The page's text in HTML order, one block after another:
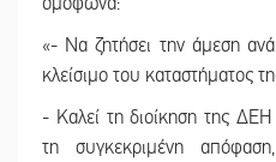
«- Να ζητήσει την άμεση
κλείσιμο του καταστήματος
- Καλεί τη διοίκηση της
τη συγκεκριμένη